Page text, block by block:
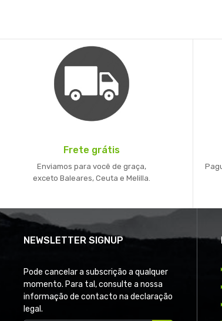
Frete grátis
Enviamos para você de graça,
exceto Baleares, Ceuta e Melilla.
NEWSLETTER SIGNUP
Pode cancelar a subscrição a qualquer
momento. Para tal, consulte a nossa
informação de contacto na declaração
legal.